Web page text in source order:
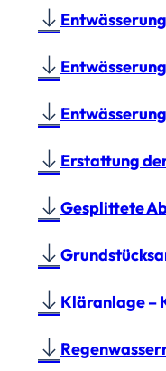
Erstattung
Gesplittete
Kläranlage –